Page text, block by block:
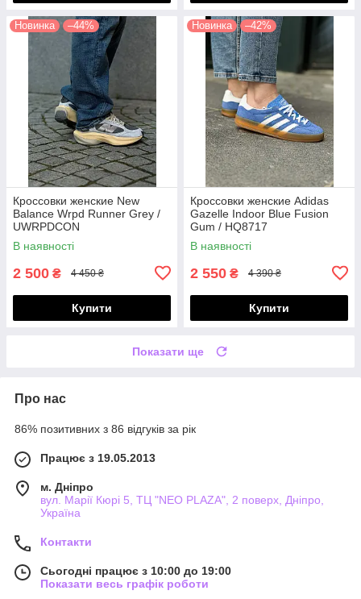
Новинка –44%
Кроссовки женские New
Balance Wrpd Runner Grey /
UWRPDCON
В наявності
2 500 ₴ 4 450 ₴
Купити
Новинка –42%
Кроссовки женские Adidas
Gazelle Indoor Blue Fusion
Gum / HQ8717
В наявності
2 550 ₴ 4 390 ₴
Купити
Показати ще
Про нас
86% позитивних з 86 відгуків за рік
Працює з 19.05.2013
м. Дніпро
вул. Марії Кюрі 5, ТЦ "NEO PLAZA", 2 поверх, Дніпро,
Україна
Контакти
Сьогодні працює з 10:00 до 19:00
Показати весь графік роботи